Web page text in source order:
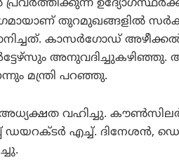
തുറമുഖങ്ങളില്‍
കാസര്‍ഗോഡ്
അനുവദിച്ചുകഴിഞ്ഞു.
മന്ത്രി പറഞ്ഞു.
വഹിച്ചു.
ഡയറക്ടര്‍ എച്ച്. ദിനേശന്‍,